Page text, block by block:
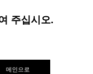
주십시오.
메인으로